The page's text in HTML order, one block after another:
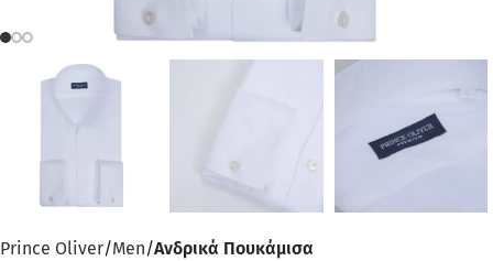
Prince Oliver Men Ανδρικά Πουκάμισα